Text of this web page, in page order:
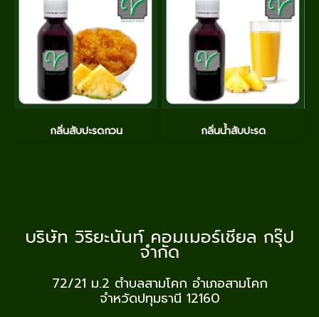
กลิ่นสับปะรดกวน กลิ่นน้ำสับปะรด
บริษัท วิริยะนันท์ คอมเมอร์เชียล กรุ๊ป
จำกัด
72/21 ม.2 ตำบลสามโคก อำเภอสามโคก
จำหวัดปทุมธานี 12160